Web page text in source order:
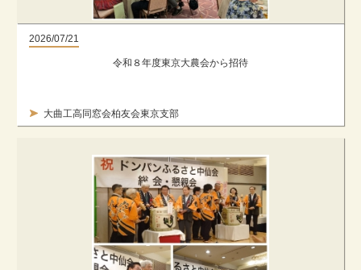
2026/07/21
大曲工高同窓会柏友会東京支部
令和８年度東京大農会から招待